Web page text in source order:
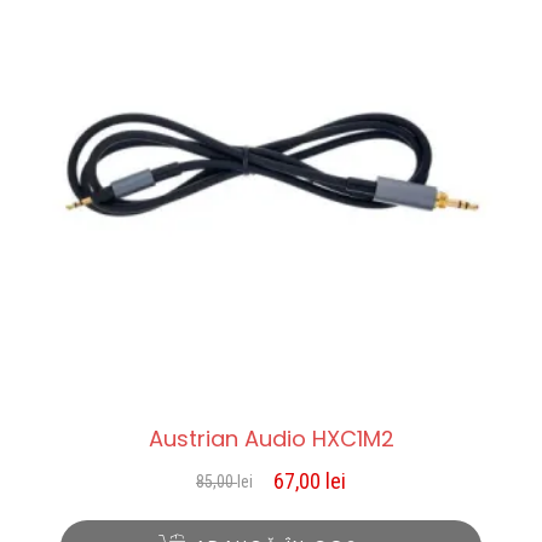
Austrian Audio HXC1M2
85,00 lei
Prețul
67,00 lei